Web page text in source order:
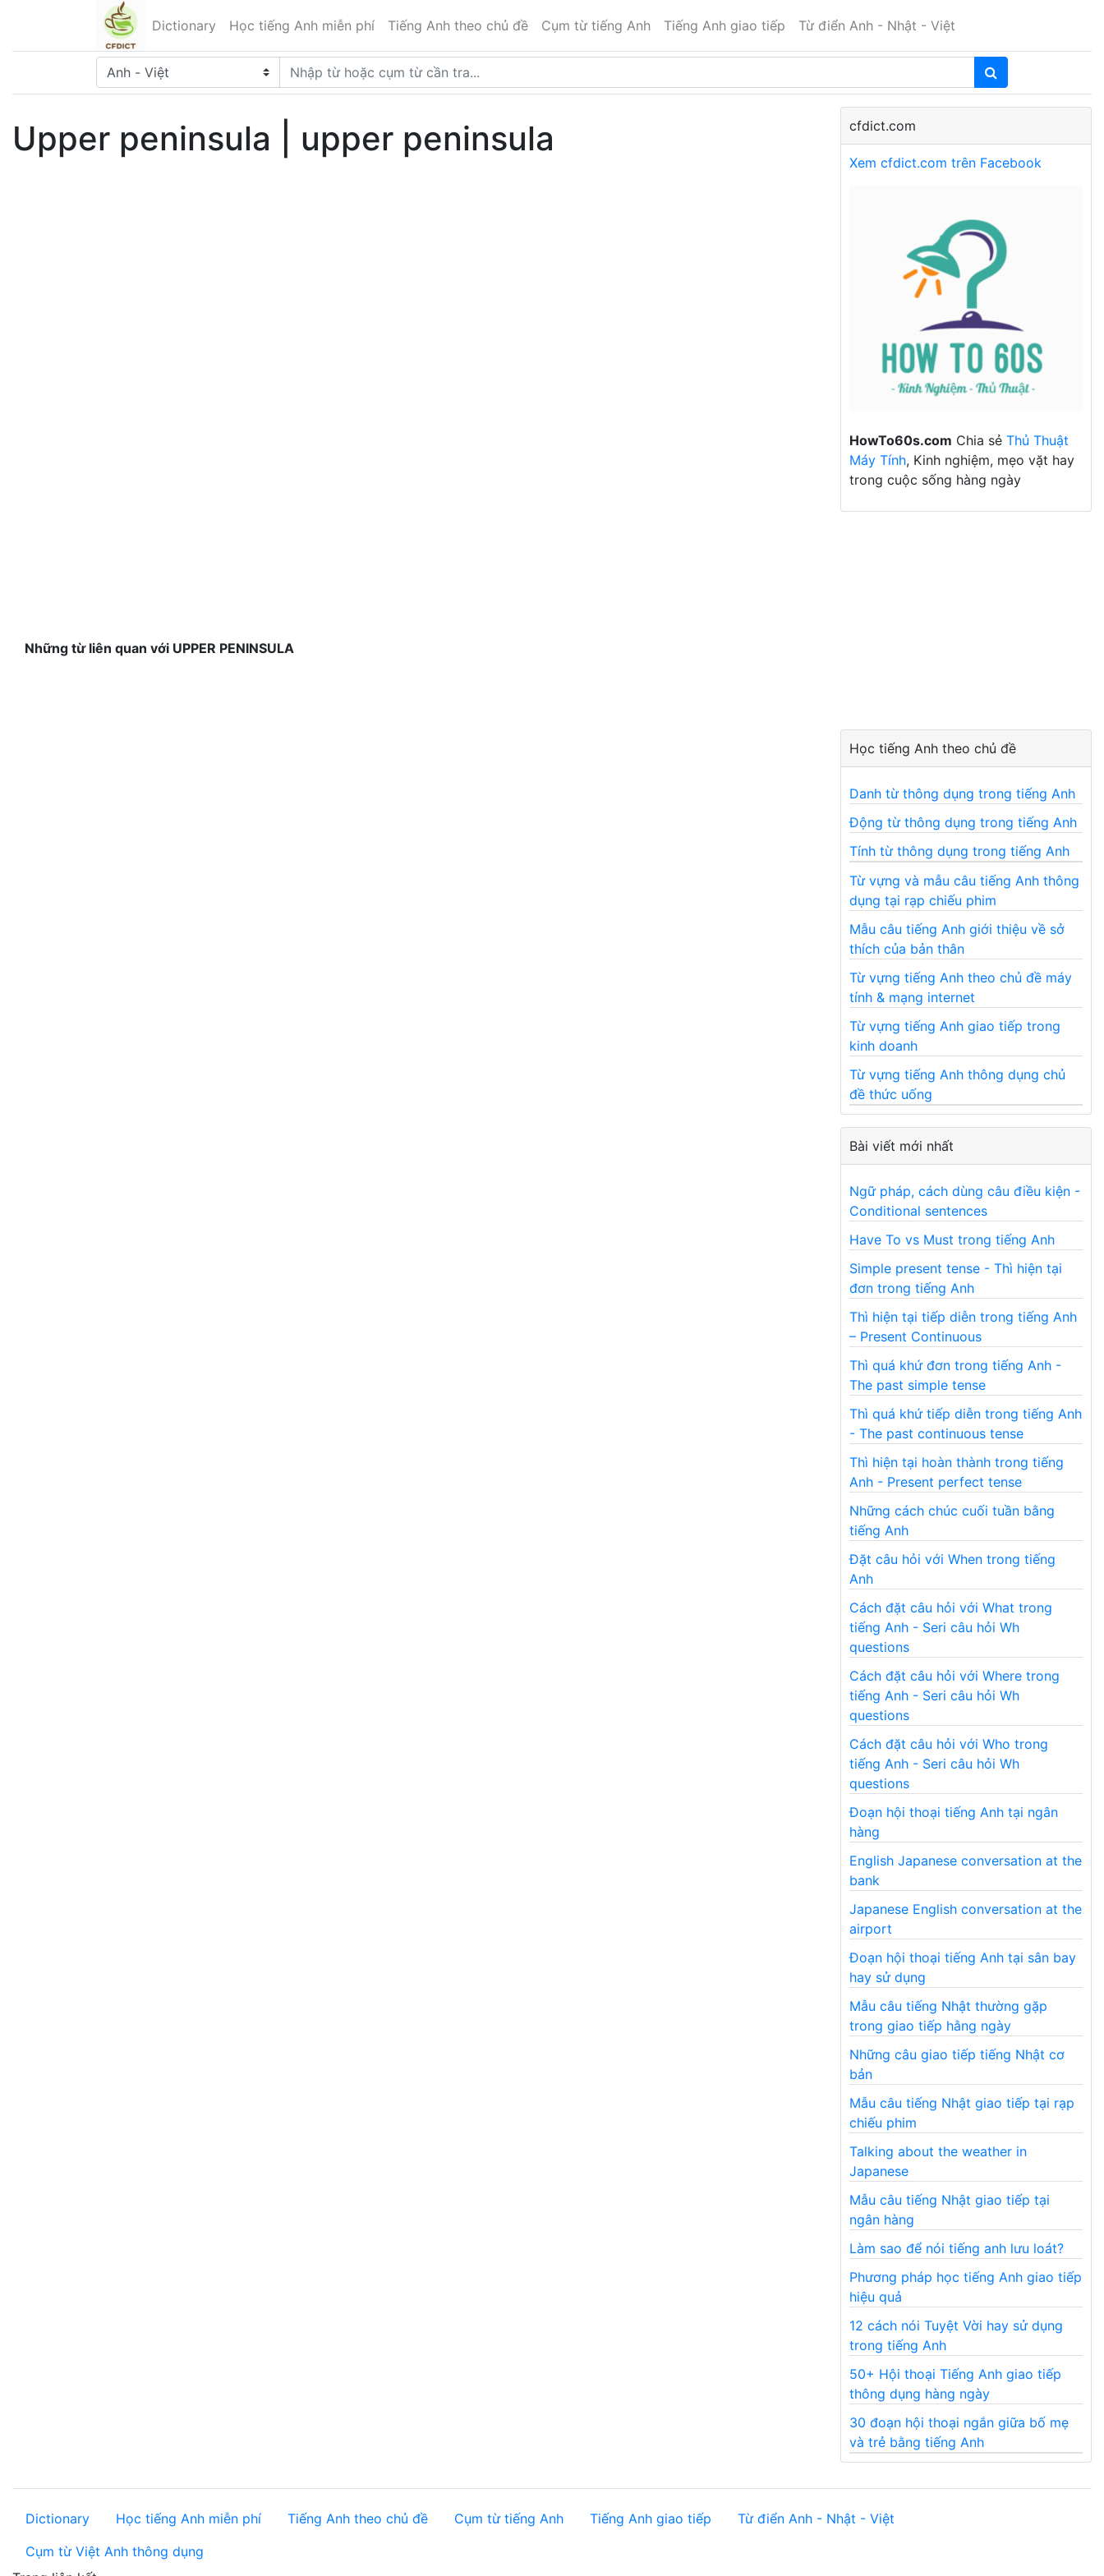
Dictionary Học tiếng Anh miễn phí Tiếng Anh theo chủ đề Cụm từ tiếng Anh Tiếng Anh giao tiếp Từ điển Anh - Nhật - Việt
Upper peninsula | upper peninsula
Những từ liên quan với UPPER PENINSULA
cfdict.com
Xem cfdict.com trên Facebook
HowTo60s.com Chia sẻ Thủ Thuật
Máy Tính, Kinh nghiệm, mẹo vặt hay
trong cuộc sống hàng ngày
Học tiếng Anh theo chủ đề
Danh từ thông dụng trong tiếng Anh
Động từ thông dụng trong tiếng Anh
Tính từ thông dụng trong tiếng Anh
Từ vựng và mẫu câu tiếng Anh thông
dụng tại rạp chiếu phim
Mẫu câu tiếng Anh giới thiệu về sở
thích của bản thân
Từ vựng tiếng Anh theo chủ đề máy
tính & mạng internet
Từ vựng tiếng Anh giao tiếp trong
kinh doanh
Từ vựng tiếng Anh thông dụng chủ
đề thức uống
Bài viết mới nhất
Ngữ pháp, cách dùng câu điều kiện -
Conditional sentences
Have To vs Must trong tiếng Anh
Simple present tense - Thì hiện tại
đơn trong tiếng Anh
Thì hiện tại tiếp diễn trong tiếng Anh
– Present Continuous
Thì quá khứ đơn trong tiếng Anh -
The past simple tense
Thì quá khứ tiếp diễn trong tiếng Anh
- The past continuous tense
Thì hiện tại hoàn thành trong tiếng
Anh - Present perfect tense
Những cách chúc cuối tuần bằng
tiếng Anh
Đặt câu hỏi với When trong tiếng
Anh
Cách đặt câu hỏi với What trong
tiếng Anh - Seri câu hỏi Wh
questions
Cách đặt câu hỏi với Where trong
tiếng Anh - Seri câu hỏi Wh
questions
Cách đặt câu hỏi với Who trong
tiếng Anh - Seri câu hỏi Wh
questions
Đoạn hội thoại tiếng Anh tại ngân
hàng
English Japanese conversation at the
bank
Japanese English conversation at the
airport
Đoạn hội thoại tiếng Anh tại sân bay
hay sử dụng
Mẫu câu tiếng Nhật thường gặp
trong giao tiếp hằng ngày
Những câu giao tiếp tiếng Nhật cơ
bản
Mẫu câu tiếng Nhật giao tiếp tại rạp
chiếu phim
Talking about the weather in
Japanese
Mẫu câu tiếng Nhật giao tiếp tại
ngân hàng
Làm sao để nói tiếng anh lưu loát?
Phương pháp học tiếng Anh giao tiếp
hiệu quả
12 cách nói Tuyệt Vời hay sử dụng
trong tiếng Anh
50+ Hội thoại Tiếng Anh giao tiếp
thông dụng hàng ngày
30 đoạn hội thoại ngắn giữa bố mẹ
và trẻ bằng tiếng Anh
Dictionary Học tiếng Anh miễn phí Tiếng Anh theo chủ đề Cụm từ tiếng Anh Tiếng Anh giao tiếp
Từ điển Anh - Nhật - Việt
Cụm từ Việt Anh thông dụng